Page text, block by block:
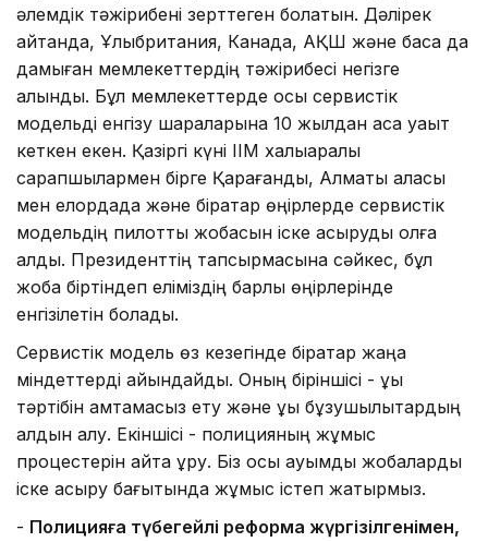
әлемдік тәжірибені зерттеген болатын. Дәлірек
айтқанда, Ұлыбритания, Канада, АҚШ және басқа да
дамыған мемлекеттердің тәжірибесі негізге
алынды. Бұл мемлекеттерде осы сервистік
модельді енгізу шараларына 10 жылдан аса уақыт
кеткен екен. Қазіргі күні ІІМ халықаралық
сарапшылармен бірге Қарағанды, Алматы қаласы
мен елордада және бірқатар өңірлерде сервистік
модельдің пилоттық жобасын іске асыруды қолға
алды. Президенттің тапсырмасына сәйкес, бұл
жоба біртіндеп еліміздің барлық өңірлерінде
енгізілетін болады.
Сервистік модель өз кезегінде бірқатар жаңа
міндеттерді айқындайды. Оның біріншісі - құқық
тәртібін қамтамасыз ету және құқық бұзушылықтардың
алдын алу. Екіншісі - полицияның жұмыс
процестерін қайта құру. Біз осы ауқымды жобаларды
іске асыру бағытында жұмыс істеп жатырмыз.
- Полицияға түбегейлі реформа жүргізілгенімен,